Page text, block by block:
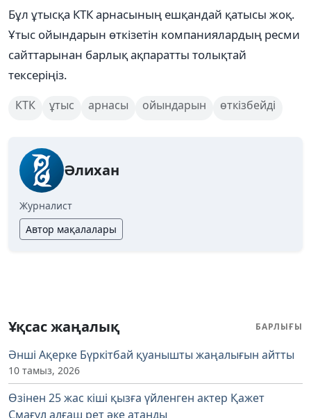
Бұл ұтысқа КТК арнасының ешқандай қатысы жоқ.
Ұтыс ойындарын өткізетін компаниялардың ресми
сайттарынан барлық ақпаратты толықтай
тексеріңіз.
КТК ұтыс арнасы ойындарын өткізбейді
Әлихан
Журналист
Автор мақалалары
Ұқсас жаңалық БАРЛЫҒЫ
Әнші Ақерке Бүркітбай қуанышты жаңалығын айтты
10 тамыз, 2026
Өзінен 25 жас кіші қызға үйленген актер Қажет
Смағұл алғаш рет әке атанды